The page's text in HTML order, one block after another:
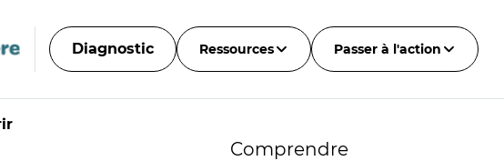
Diagnostic Ressources Passer à l'action
Comprendre